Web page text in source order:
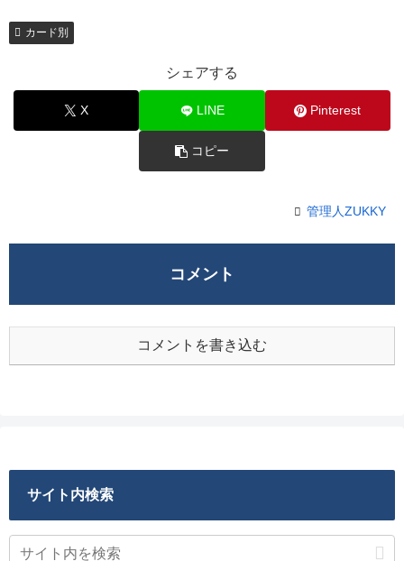
カード別
シェアする
X LINE Pinterest
コピー
管理人ZUKKY
コメント
コメントを書き込む
サイト内検索